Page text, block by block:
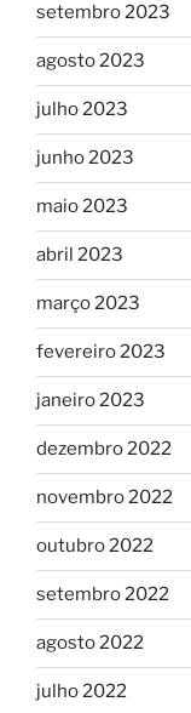
setembro 2023
agosto 2023
julho 2023
junho 2023
maio 2023
abril 2023
março 2023
fevereiro 2023
janeiro 2023
dezembro 2022
novembro 2022
outubro 2022
setembro 2022
agosto 2022
julho 2022